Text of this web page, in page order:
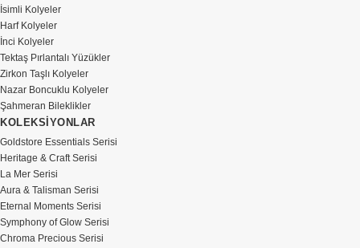
İsimli Kolyeler
Harf Kolyeler
İnci Kolyeler
Tektaş Pırlantalı Yüzükler
Zirkon Taşlı Kolyeler
Nazar Boncuklu Kolyeler
Şahmeran Bileklikler
KOLEKSİYONLAR
Goldstore Essentials Serisi
Heritage & Craft Serisi
La Mer Serisi
Aura & Talisman Serisi
Eternal Moments Serisi
Symphony of Glow Serisi
Chroma Precious Serisi